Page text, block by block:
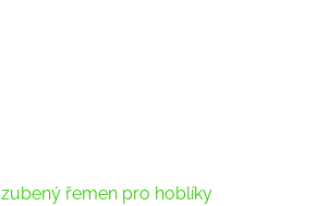
řemen pro hoblíky